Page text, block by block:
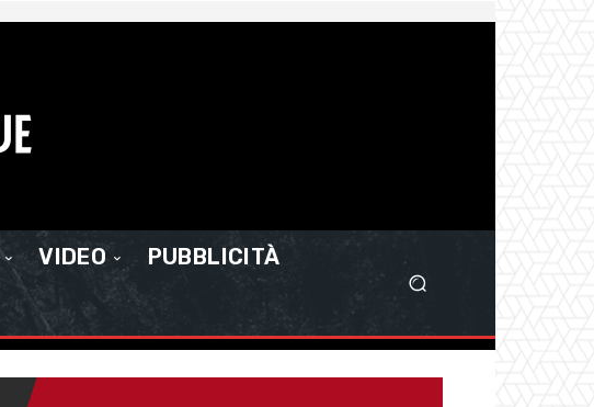
VIDEO
PUBBLICITÀ